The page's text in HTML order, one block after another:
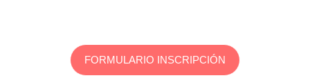
FORMULARIO INSCRIPCIÓN